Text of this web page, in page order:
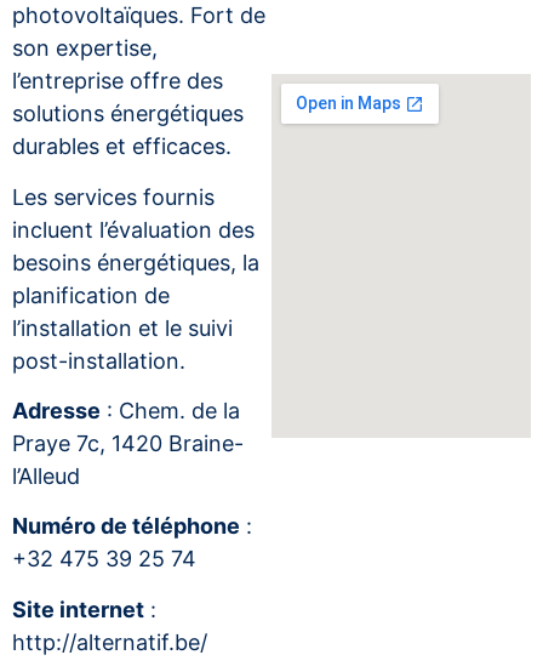
photovoltaïques. Fort de
son expertise,
l’entreprise offre des
solutions énergétiques
durables et efficaces.
Les services fournis
incluent l’évaluation des
besoins énergétiques, la
planification de
l’installation et le suivi
post-installation.
Adresse : Chem. de la
Praye 7c, 1420 Braine-
l’Alleud
Numéro de téléphone :
+32 475 39 25 74
Site internet :
http://alternatif.be/